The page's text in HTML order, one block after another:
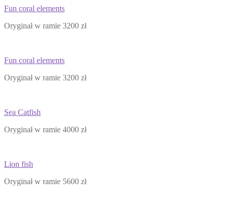
Fun coral elements
Oryginał w ramie 3200 zł
Fun coral elements
Oryginał w ramie 3200 zł
Sea Catfish
Oryginał w ramie 4000 zł
Lion fish
Oryginał w ramie 5600 zł